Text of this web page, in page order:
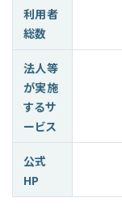
利用者
総数
法人等
が実施
するサ
ービス
公式
HP